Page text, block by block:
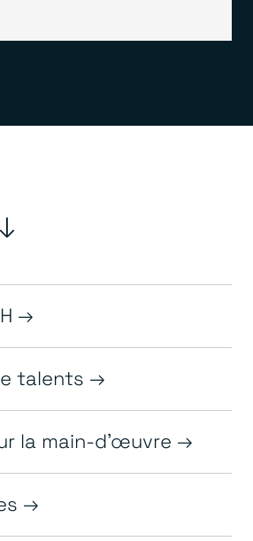
talents
la main-d'œuvre